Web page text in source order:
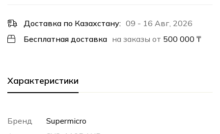
Доставка по Казахстану: 09 - 16 Авг, 2026
Бесплатная доставка на заказы от 500 000 ₸
Характеристики
Бренд
Supermicro